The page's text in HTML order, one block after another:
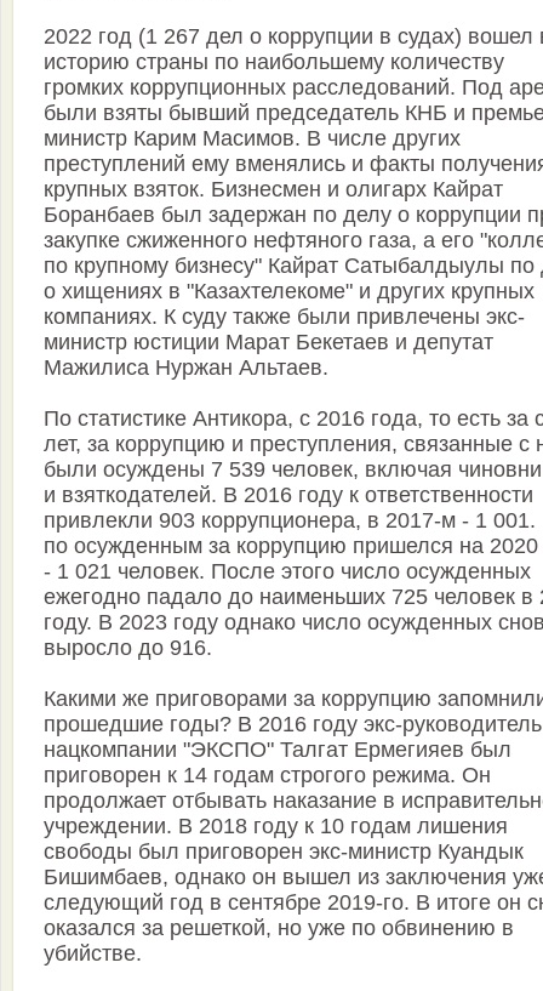
2022 год (1 267 дел о коррупции в судах) вошел
историю страны по наибольшему количеству
громких коррупционных расследований. Под
были взяты бывший председатель КНБ и
министр Карим Масимов. В числе других
преступлений ему вменялись и факты
крупных взяток. Бизнесмен и олигарх Кайрат
Боранбаев был задержан по делу о коррупции
закупке сжиженного нефтяного газа, а его
по крупному бизнесу" Кайрат Сатыбалдыулы по
о хищениях в "Казахтелекоме" и других крупных
компаниях. К суду также были привлечены экс-
министр юстиции Марат Бекетаев и депутат
Мажилиса Нуржан Альтаев.
По статистике Антикора, с 2016 года, то есть за
лет, за коррупцию и преступления, связанные с
были осуждены 7 539 человек, включая
и взяткодателей. В 2016 году к ответственности
привлекли 903 коррупционера, в 2017-м - 1 001.
по осужденным за коррупцию пришелся на 2020
- 1 021 человек. После этого число осужденных
ежегодно падало до наименьших 725 человек в
году. В 2023 году однако число осужденных
выросло до 916.
Какими же приговорами за коррупцию
прошедшие годы? В 2016 году экс-руководитель
нацкомпании "ЭКСПО" Талгат Ермегияев был
приговорен к 14 годам строгого режима. Он
продолжает отбывать наказание в
учреждении. В 2018 году к 10 годам лишения
свободы был приговорен экс-министр Куандык
Бишимбаев, однако он вышел из заключения
следующий год в сентябре 2019-го. В итоге он
оказался за решеткой, но уже по обвинению в
убийстве.